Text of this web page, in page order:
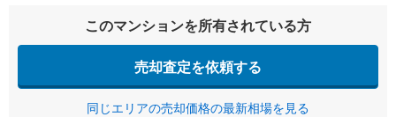
このマンションを所有されている方
売却査定を依頼する
同じエリアの売却価格の最新相場を見る